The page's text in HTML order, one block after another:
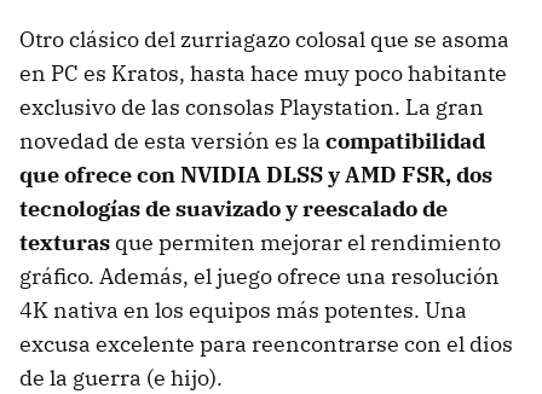
Otro clásico del zurriagazo colosal que se asoma
en PC es Kratos, hasta hace muy poco habitante
exclusivo de las consolas Playstation. La gran
novedad de esta versión es la compatibilidad
que ofrece con NVIDIA DLSS y AMD FSR, dos
tecnologías de suavizado y reescalado de
texturas que permiten mejorar el rendimiento
gráfico. Además, el juego ofrece una resolución
4K nativa en los equipos más potentes. Una
excusa excelente para reencontrarse con el dios
de la guerra (e hijo).